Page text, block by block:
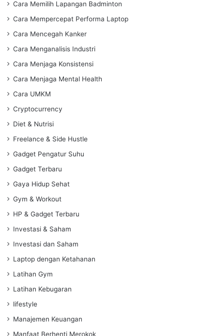
Cara Memilih Lapangan Badminton
Cara Mempercepat Performa Laptop
Cara Mencegah Kanker
Cara Menganalisis Industri
Cara Menjaga Konsistensi
Cara Menjaga Mental Health
Cara UMKM
Cryptocurrency
Diet & Nutrisi
Freelance & Side Hustle
Gadget Pengatur Suhu
Gadget Terbaru
Gaya Hidup Sehat
Gym & Workout
HP & Gadget Terbaru
Investasi & Saham
Investasi dan Saham
Laptop dengan Ketahanan
Latihan Gym
Latihan Kebugaran
lifestyle
Manajemen Keuangan
Manfaat Berhenti Merokok